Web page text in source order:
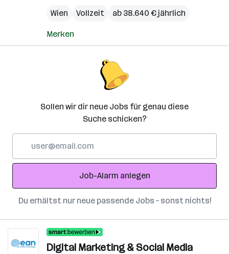
Wien
Vollzeit ab 38.640 € jährlich
Merken
Sollen wir dir neue Jobs für genau diese
Suche schicken?
Adresse
Job-Alarm anlegen
Du erhältst nur neue passende Jobs – sonst nichts!
Digital Marketing & Social Media